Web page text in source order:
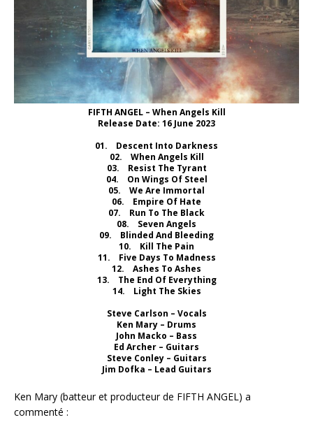
FIFTH ANGEL – When Angels Kill
Release Date: 16 June 2023
01. Descent Into Darkness
02. When Angels Kill
03. Resist The Tyrant
04. On Wings Of Steel
05. We Are Immortal
06. Empire Of Hate
07. Run To The Black
08. Seven Angels
09. Blinded And Bleeding
10. Kill The Pain
11. Five Days To Madness
12. Ashes To Ashes
13. The End Of Everything
14. Light The Skies
Steve Carlson – Vocals
Ken Mary – Drums
John Macko – Bass
Ed Archer – Guitars
Steve Conley – Guitars
Jim Dofka – Lead Guitars
Ken Mary (batteur et producteur de FIFTH ANGEL) a
commenté :